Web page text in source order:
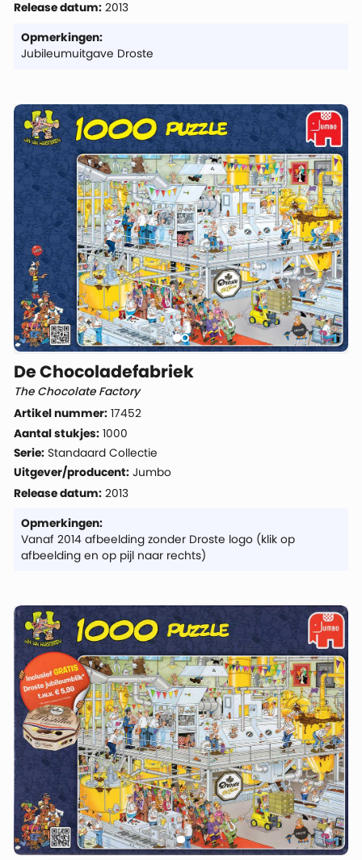
Release datum: 2013
Opmerkingen:
Jubileumuitgave Droste
De Chocoladefabriek
The Chocolate Factory
Artikel nummer: 17452
Aantal stukjes: 1000
Serie: Standaard Collectie
Uitgever/producent: Jumbo
Release datum: 2013
Opmerkingen:
Vanaf 2014 afbeelding zonder Droste logo (klik op
afbeelding en op pijl naar rechts)